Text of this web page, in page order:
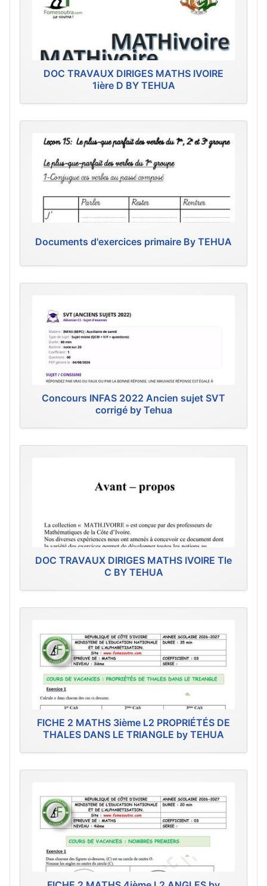
DOC TRAVAUX DIRIGES MATHS IVOIRE
1ière D BY TEHUA
Documents d'exercices primaire By TEHUA
Concours INFAS 2022 Ancien sujet SVT
corrigé by Tehua
DOC TRAVAUX DIRIGES MATHS IVOIRE Tle
C BY TEHUA
FICHE 2 MATHS 3ième L2 PROPRIÉTÉS DE
THALES DANS LE TRIANGLE by TEHUA